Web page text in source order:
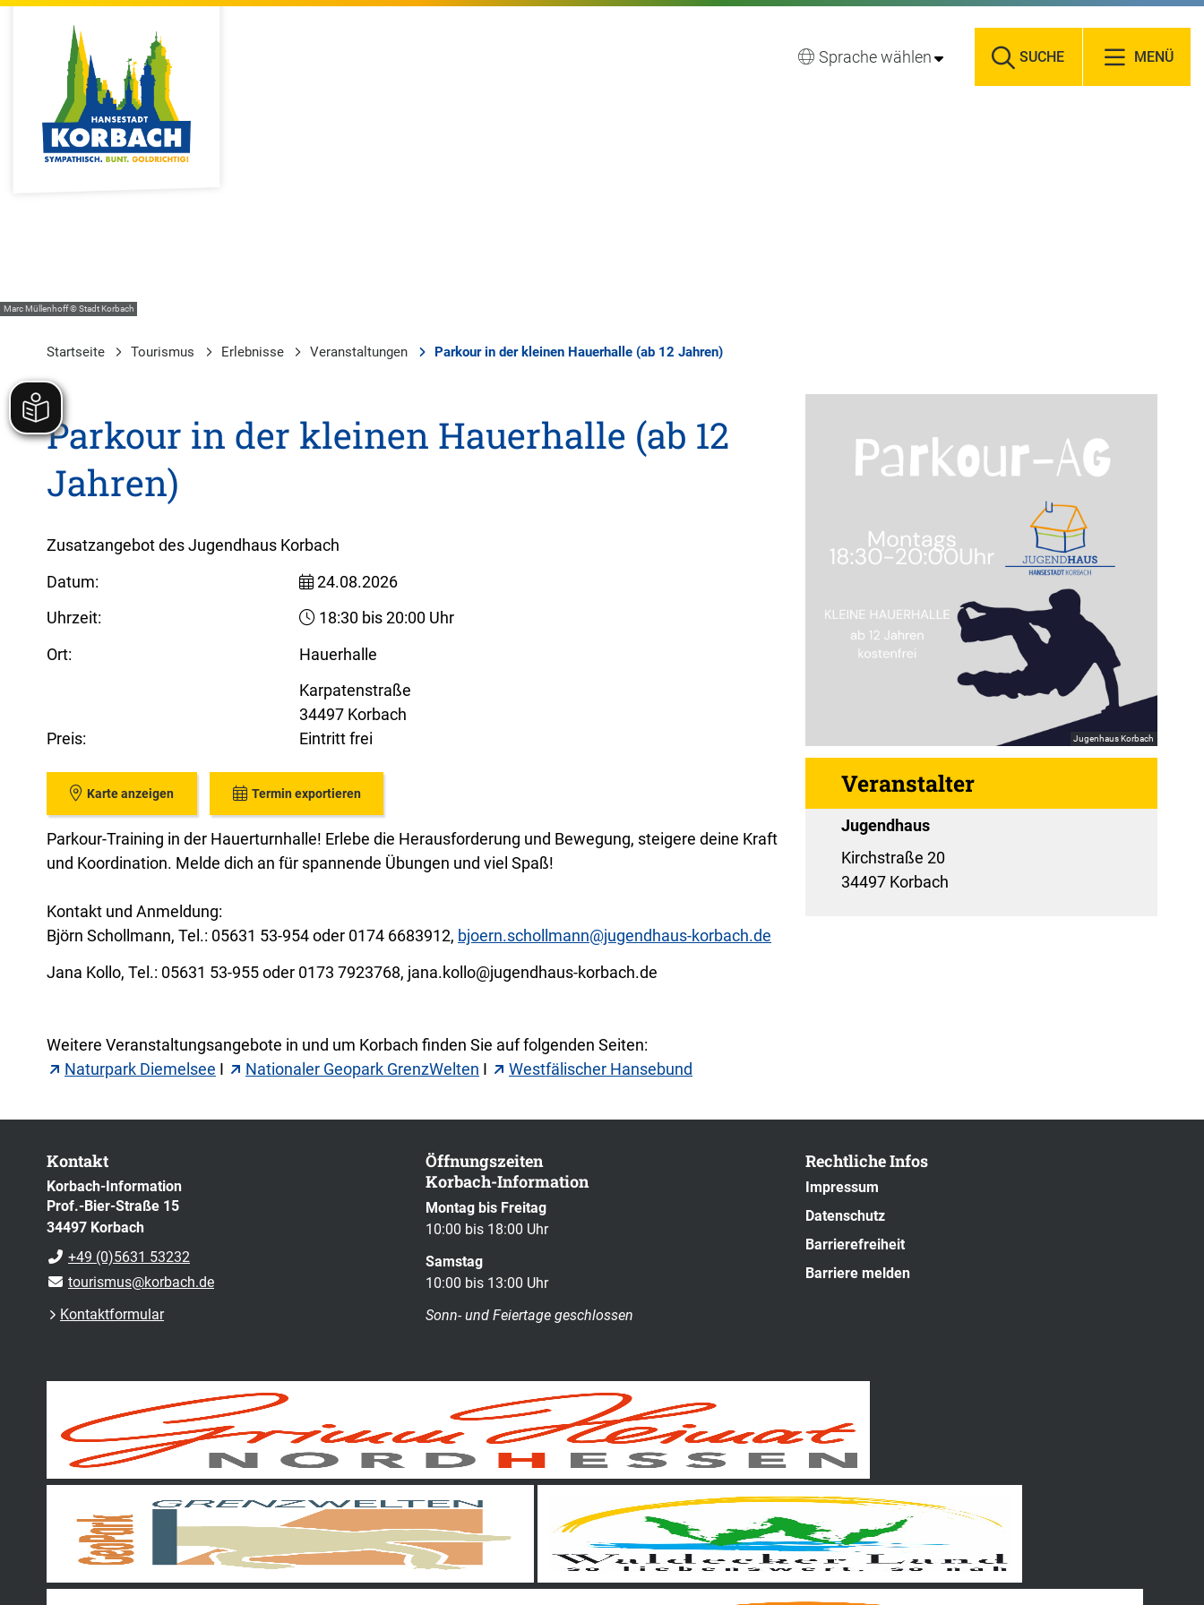
Sprache wählen SUCHE MENÜ
Marc Müllenhoff © Stadt Korbach
Startseite Tourismus Erlebnisse Veranstaltungen Parkour in der kleinen Hauerhalle (ab 12 Jahren)
Parkour in der kleinen Hauerhalle (ab 12
Jahren)
Zusatzangebot des Jugendhaus Korbach
Datum:
24.08.2026
Uhrzeit:
18:30 bis 20:00 Uhr
Ort:
Hauerhalle
Karpatenstraße
34497 Korbach
Preis:
Eintritt frei
Karte anzeigen Termin exportieren
Parkour-Training in der Hauerturnhalle! Erlebe die Herausforderung und Bewegung, steigere deine Kraft
und Koordination. Melde dich an für spannende Übungen und viel Spaß!
Kontakt und Anmeldung:
Björn Schollmann, Tel.: 05631 53-954 oder 0174 6683912, bjoern.schollmann@jugendhaus-korbach.de
Jana Kollo, Tel.: 05631 53-955 oder 0173 7923768, jana.kollo@jugendhaus-korbach.de
Jugenhaus Korbach
Veranstalter
Jugendhaus
Kirchstraße 20
34497 Korbach
Weitere Veranstaltungsangebote in und um Korbach finden Sie auf folgenden Seiten:
Naturpark Diemelsee I Nationaler Geopark GrenzWelten I Westfälischer Hansebund
Kontakt
Korbach-Information
Prof.-Bier-Straße 15
34497 Korbach
+49 (0)5631 53232
tourismus@korbach.de
Kontaktformular
Öffnungszeiten
Korbach-Information
Montag bis Freitag
10:00 bis 18:00 Uhr
Samstag
10:00 bis 13:00 Uhr
Sonn- und Feiertage geschlossen
Rechtliche Infos
Impressum
Datenschutz
Barrierefreiheit
Barriere melden